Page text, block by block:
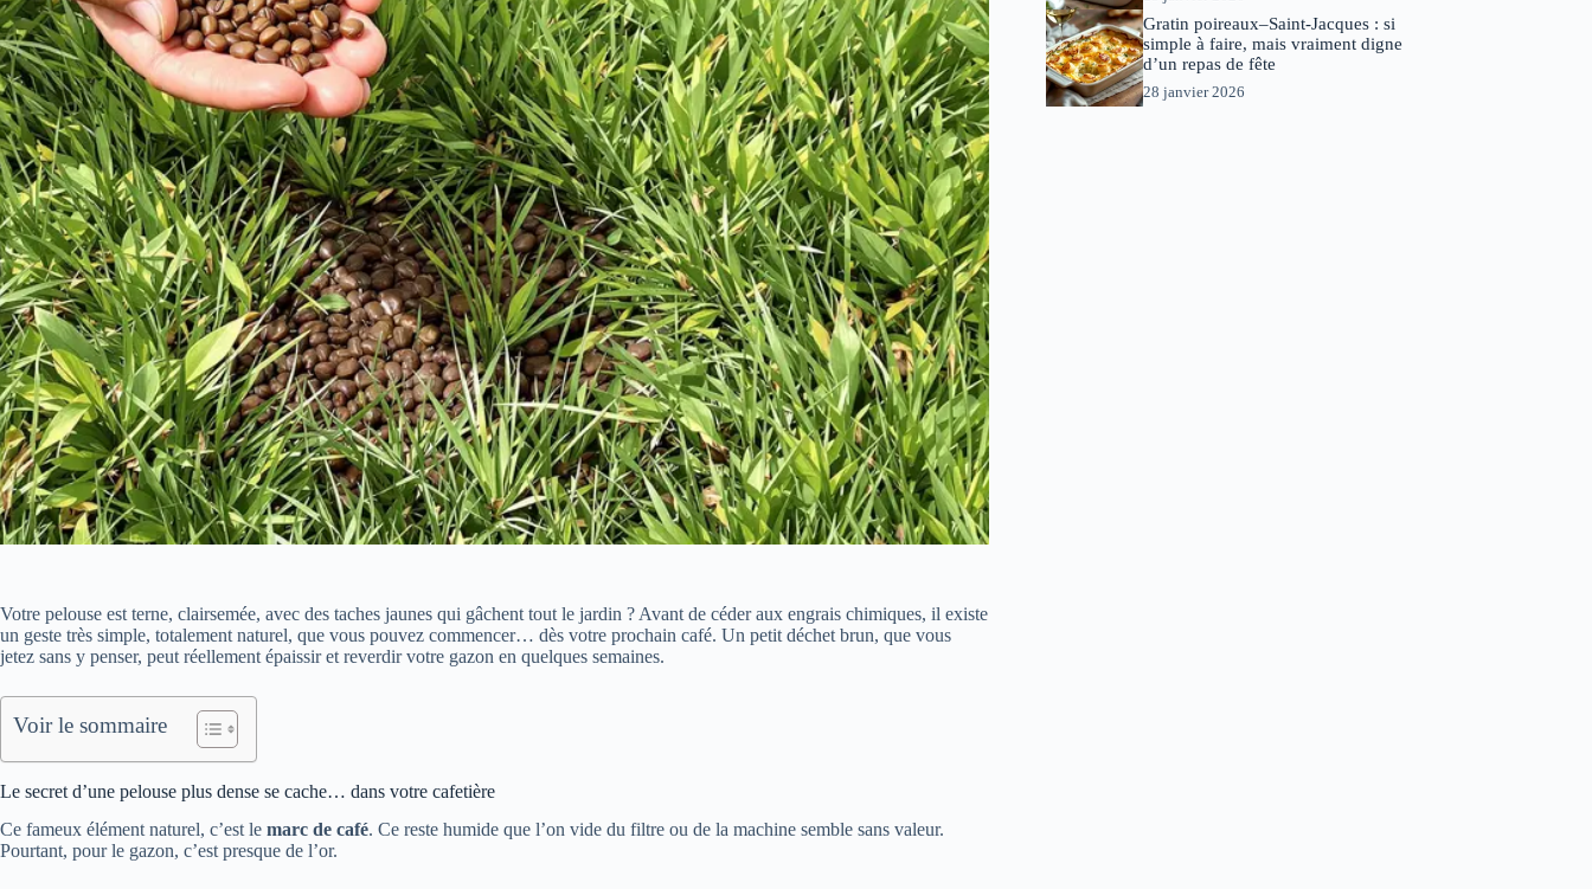
Votre pelouse est terne, clairsemée, avec des taches jaunes qui gâchent tout le jardin ? Avant de céder aux engrais chimiques, il existe
un geste très simple, totalement naturel, que vous pouvez commencer… dès votre prochain café. Un petit déchet brun, que vous
jetez sans y penser, peut réellement épaissir et reverdir votre gazon en quelques semaines.
Voir le sommaire
Le secret d’une pelouse plus dense se cache… dans votre cafetière
Ce fameux élément naturel, c’est le marc de café. Ce reste humide que l’on vide du filtre ou de la machine semble sans valeur.
Pourtant, pour le gazon, c’est presque de l’or.
Gratin poireaux–Saint-Jacques : si
simple à faire, mais vraiment digne
d’un repas de fête
28 janvier 2026